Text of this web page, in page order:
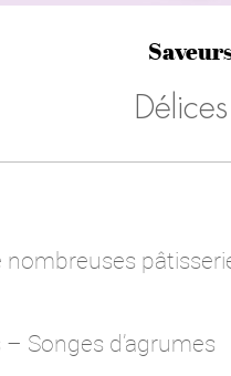
nombreuses
Songes d’agrumes